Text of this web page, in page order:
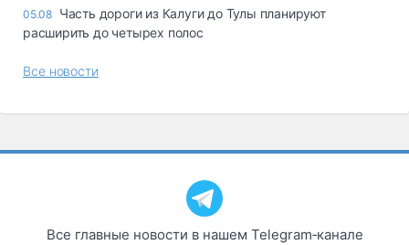
05.08 Часть дороги из Калуги до Тулы планируют
расширить до четырех полос
Все новости
Все главные новости в нашем Telegram‑канале